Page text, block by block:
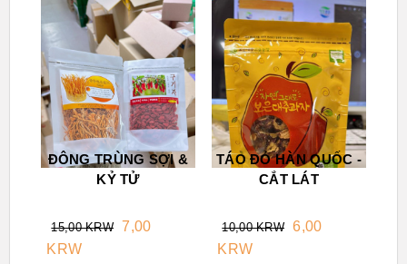
ĐÔNG TRÙNG SỢI &
KỶ TỬ
15,00 KRW
7,00
KRW
TÁO ĐỎ HÀN QUỐC -
CẮT LÁT
10,00 KRW
6,00
KRW